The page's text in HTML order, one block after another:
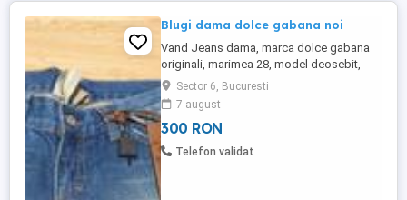
Blugi dama dolce gabana noi
Vand Jeans dama, marca dolce gabana
originali, marimea 28, model deosebit,
culoare albastra
Sector 6, Bucuresti
7 august
300 RON
Telefon validat